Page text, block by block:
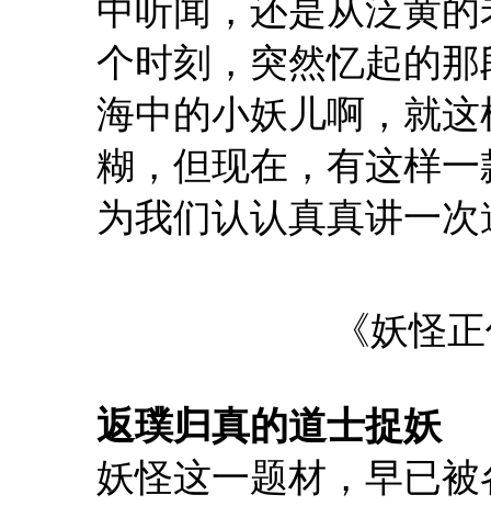
中听闻，还是从泛黄
个时刻，突然忆起的
海中的小妖儿啊，就
糊，但现在，有这样
为我们认认真真讲一
《妖怪
返璞归真的道士捉妖
妖怪这一题材，早已